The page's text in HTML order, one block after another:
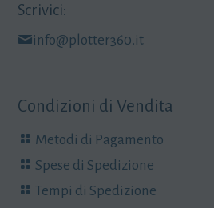
Scrivici:
info@plotter360.it
Condizioni di Vendita
Metodi di Pagamento
Spese di Spedizione
Tempi di Spedizione